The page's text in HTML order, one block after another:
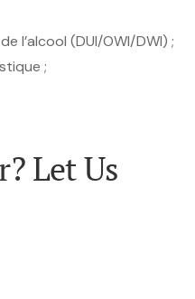
l’alcool (DUI/OWI/DWI) ;
;
Let Us